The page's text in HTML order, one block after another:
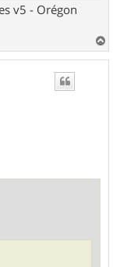
v5 - Orégon
a
u